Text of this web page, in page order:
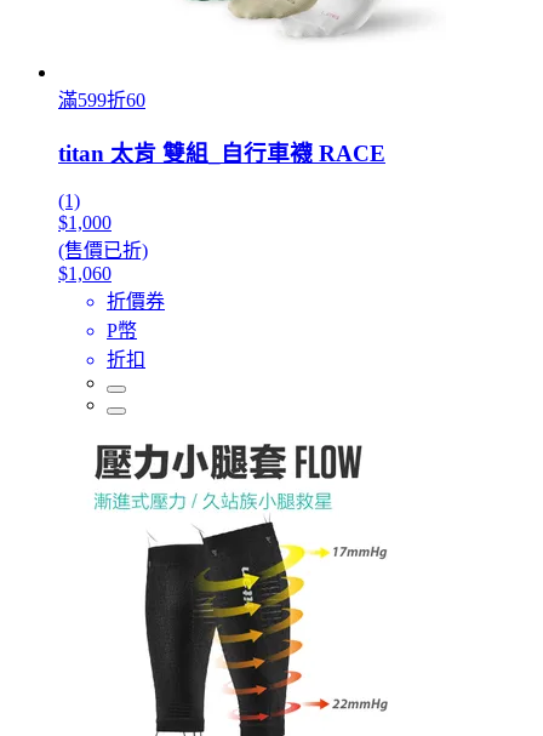
滿599折60
titan 太肯 雙組_自行車襪 RACE
(1)
$1,000
(售價已折)
$1,060
折價券
P幣
折扣